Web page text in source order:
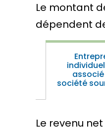
Le montant
dépendent
associé
société
Le revenu